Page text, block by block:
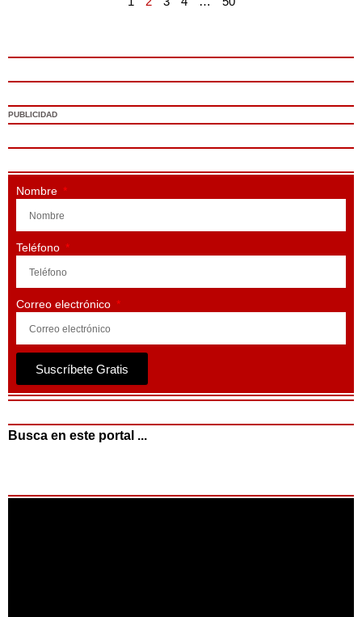
PUBLICIDAD
Nombre
Teléfono
Correo electrónico
Suscríbete Gratis
Busca en este portal ...